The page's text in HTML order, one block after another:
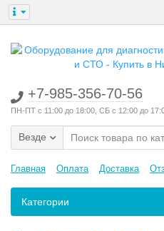
+7-985-356-70-56
ПН-ПТ с 11:00 до 18:00, СБ с 12:00 до
Везде
Главная Оплата Доставка
Категории